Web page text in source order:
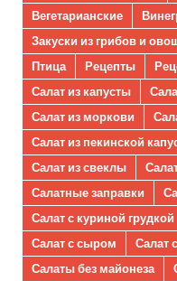
Вегетарианские
Закуски из грибов и
Птица
Рецепты
Салат из капусты
Салат из моркови
Салат из пекинской
Салат из свеклы
Салатные заправки
Салат с куриной грудкой
Салат с сыром
Салат
Салаты без майонеза